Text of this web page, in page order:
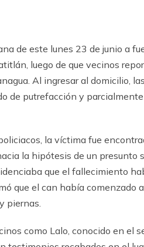
de este lunes 23 de junio a
luego de que vecinos
Al ingresar al domicilio,
de putrefacción y
la víctima fue
la hipótesis de un presunto
que el fallecimiento
que el can había comenzado
piernas.
como Lalo, conocido en el